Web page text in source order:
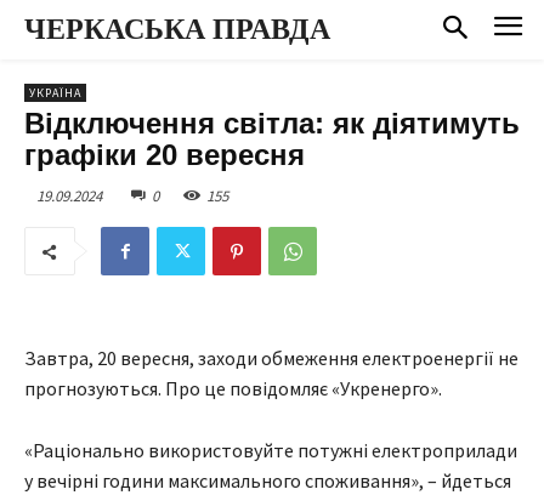
ЧЕРКАСЬКА ПРАВДА
УКРАЇНА
Відключення світла: як діятимуть
графіки 20 вересня
19.09.2024 0 155
Завтра, 20 вересня, заходи обмеження електроенергії не
прогнозуються. Про це повідомляє «Укренерго».
«Раціонально використовуйте потужні електроприлади
у вечірні години максимального споживання», – йдеться